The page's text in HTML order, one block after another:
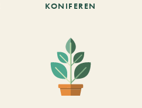
KONIFEREN